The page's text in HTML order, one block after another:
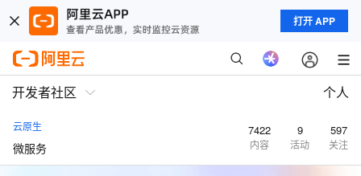
打开 APP
开发者社区 个人
云原生
微服务
7422
内容
9
活动
597
关注